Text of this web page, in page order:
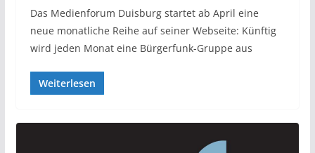
Das Medienforum Duisburg startet ab April eine
neue monatliche Reihe auf seiner Webseite: Künftig
wird jeden Monat eine Bürgerfunk-Gruppe aus
Weiterlesen